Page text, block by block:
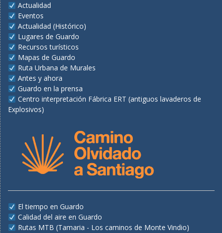
Actualidad
Eventos
Actualidad (Histórico)
Lugares de Guardo
Recursos turísticos
Mapas de Guardo
Ruta Urbana de Murales
Antes y ahora
Guardo en la prensa
Centro interpretación Fábrica ERT (antiguos lavaderos de
Explosivos)
El tiempo en Guardo
Calidad del aire en Guardo
Rutas MTB (Tamaria - Los caminos de Monte Vindio)